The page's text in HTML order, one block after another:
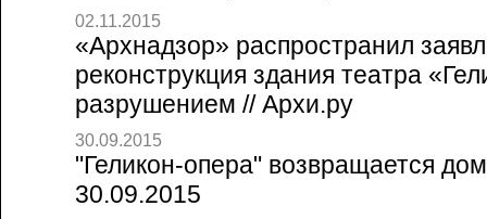
02.11.2015
«Архнадзор» распространил
реконструкция здания театра
разрушением // Архи.ру
30.09.2015
"Геликон-опера" возвращается
30.09.2015